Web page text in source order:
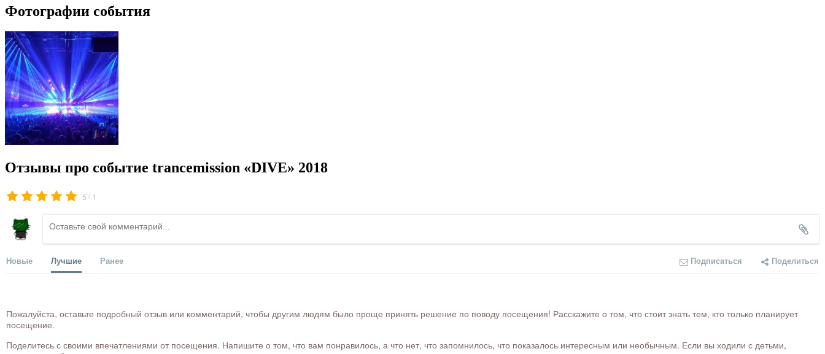
Фотографии события
Отзывы про событие trancemission «DIVE» 2018
5 / 1
Новые Лучшие Ранее Подписаться Поделиться
Пожалуйста, оставьте подробный отзыв или комментарий, чтобы другим людям было проще принять решение по поводу посещения! Расскажите о том, что стоит знать тем, кто только планирует
посещение.
Поделитесь с своими впечатлениями от посещения. Напишите о том, что вам понравилось, а что нет, что запомнилось, что показалось интересным или необычным. Если вы ходили с детьми,